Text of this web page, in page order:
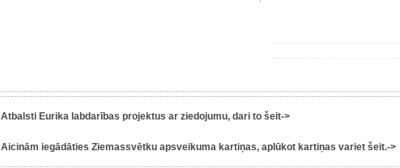
Atbalsti Eurika labdarības projektus ar ziedojumu, dari to šeit->
Aicinām iegādāties Ziemassvētku apsveikuma kartiņas, aplūkot kartiņas variet šeit.->